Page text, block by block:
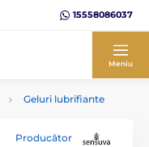
15558086037
Meniu
Geluri lubrifiante
Producător